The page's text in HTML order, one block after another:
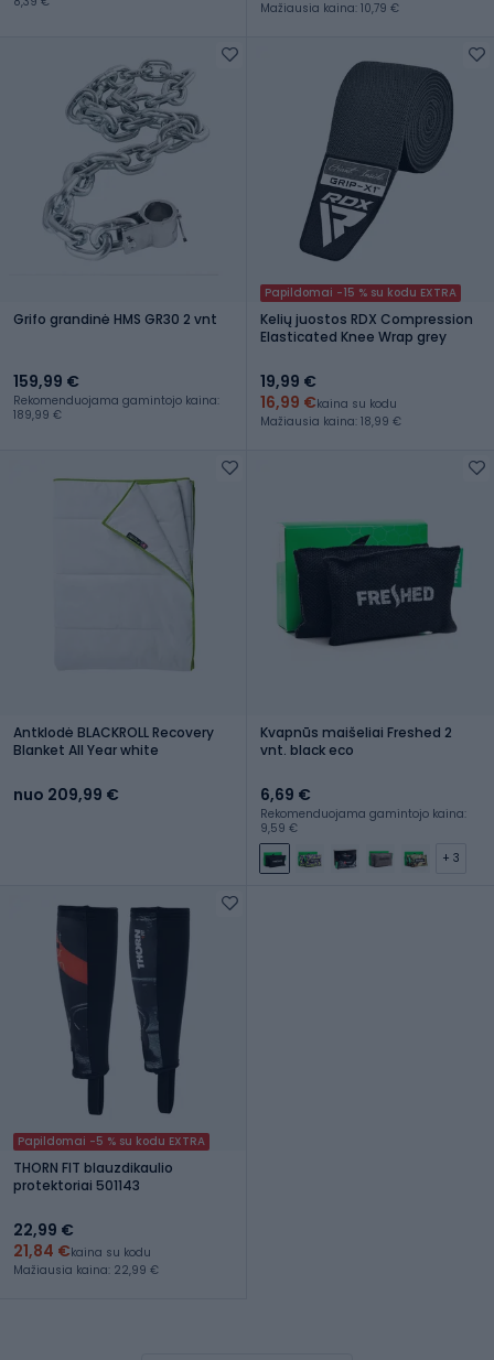
Mažiausia kaina: 10,79 €
Grifo grandinė HMS GR30 2 vnt
159,99 €
Rekomenduojama gamintojo kaina:
189,99 €
Papildomai -15 % su kodu EXTRA
Kelių juostos RDX Compression
Elasticated Knee Wrap grey
19,99 €
16,99 €kaina su kodu
Mažiausia kaina: 18,99 €
Antklodė BLACKROLL Recovery
Blanket All Year white
nuo 209,99 €
Kvapnūs maišeliai Freshed 2
vnt. black eco
6,69 €
Rekomenduojama gamintojo kaina:
9,59 €
+ 3
Papildomai -5 % su kodu EXTRA
THORN FIT blauzdikaulio
protektoriai 501143
22,99 €
21,84 €kaina su kodu
Mažiausia kaina: 22,99 €